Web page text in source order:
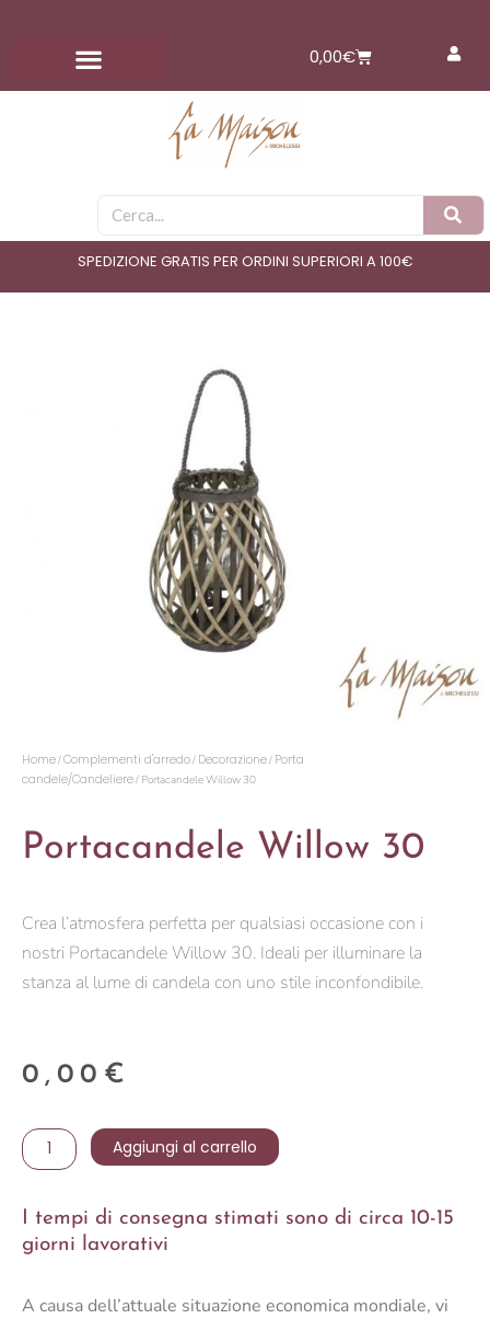
contenuto
0,00€Carrello
Cerca
SPEDIZIONE GRATIS PER ORDINI SUPERIORI A 100€
Home/Complementi d'arredo/ Decorazione/ Porta
candele/Candeliere/ Portacandele Willow 30
Portacandele Willow 30
Crea l’atmosfera perfetta per qualsiasi occasione con i
nostri Portacandele Willow 30. Ideali per illuminare la
stanza al lume di candela con uno stile inconfondibile.
0,00 €
Portacandele
Willow
quantità
Aggiungi al carrello
I tempi di consegna stimati sono di circa 10-15
giorni lavorativi
A causa dell’attuale situazione economica mondiale, vi